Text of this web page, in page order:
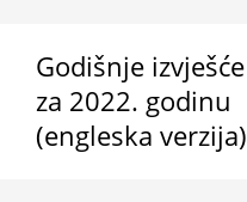
Godišnje izvješće
za 2022. godinu
(engleska verzija)